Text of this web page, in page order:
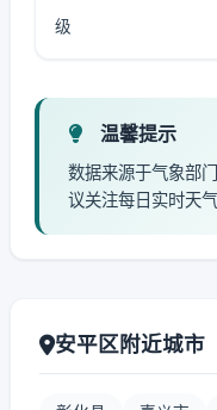
级
温馨提示
数据来源于气象部
议关注每日实时天
安平区附近城市